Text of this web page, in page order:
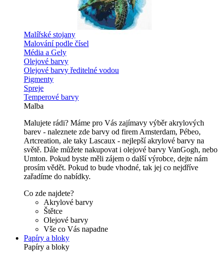
Malířské stojany
Malování podle čísel
Média a Gely
Olejové barvy
Olejové barvy ředitelné vodou
Pigmenty
Spreje
Temperové barvy
Malba
Malujete rádi? Máme pro Vás zajímavy výběr akrylových
barev - naleznete zde barvy od firem Amsterdam, Pébeo,
Artcreation, ale taky Lascaux - nejlepší akrylové barvy na
světě. Dále můžete nakupovat i olejové barvy VanGogh, nebo
Umton. Pokud byste měli zájem o další výrobce, dejte nám
prosím vědět. Pokud to bude vhodné, tak jej co nejdříve
zařadíme do nabídky.
Co zde najdete?
Akrylové barvy
Štětce
Olejové barvy
Vše co Vás napadne
Papíry a bloky
Papíry a bloky